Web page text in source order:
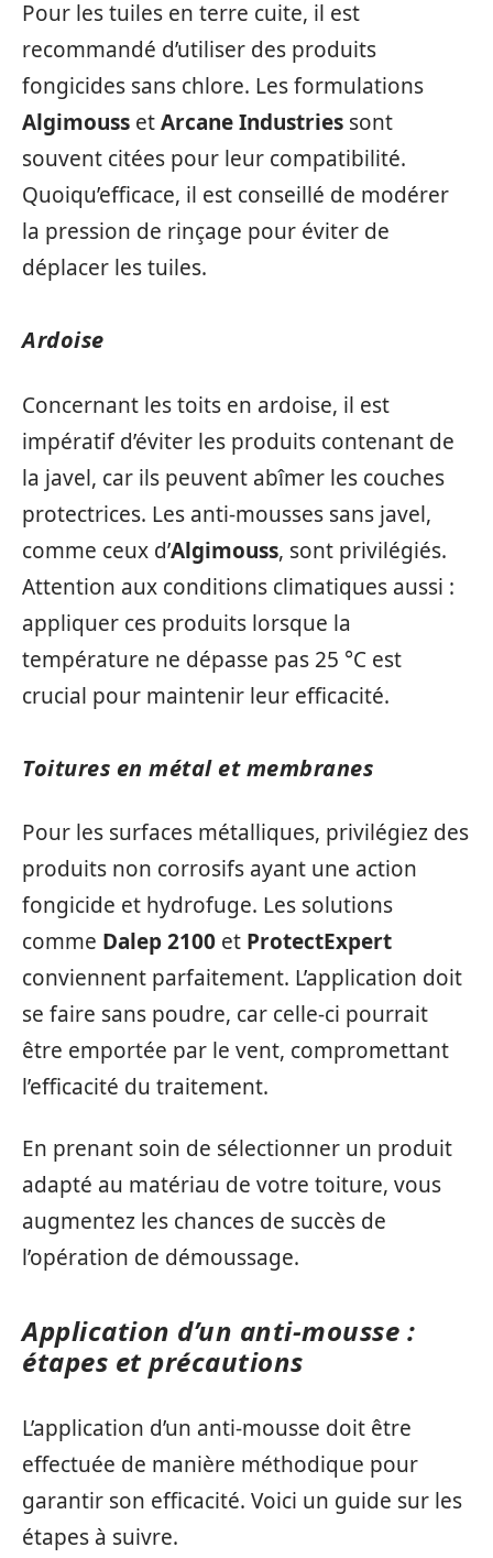
Pour les tuiles en terre cuite, il est
recommandé d’utiliser des produits
fongicides sans chlore. Les formulations
Algimouss etArcane Industries sont
souvent citées pour leur compatibilité.
Quoiqu’efficace, il est conseillé de modérer
la pression de rinçage pour éviter de
déplacer les tuiles.
Ardoise
Concernant les toits en ardoise, il est
impératif d’éviter les produits contenant de
la javel, car ils peuvent abîmer les couches
protectrices. Les anti-mousses sans javel,
comme ceux d’Algimouss, sont privilégiés.
Attention aux conditions climatiques aussi :
appliquer ces produits lorsque la
température ne dépasse pas 25 °C est
crucial pour maintenir leur efficacité.
Toitures en métal et membranes
Pour les surfaces métalliques, privilégiez des
produits non corrosifs ayant une action
fongicide et hydrofuge. Les solutions
comme Dalep 2100 et ProtectExpert
conviennent parfaitement. L’application doit
se faire sans poudre, car celle-ci pourrait
être emportée par le vent, compromettant
l’efficacité du traitement.
En prenant soin de sélectionner un produit
adapté au matériau de votre toiture, vous
augmentez les chances de succès de
l’opération de démoussage.
Application d’un anti-mousse :
étapes et précautions
L’application d’un anti-mousse doit être
effectuée de manière méthodique pour
garantir son efficacité. Voici un guide sur les
étapes à suivre.